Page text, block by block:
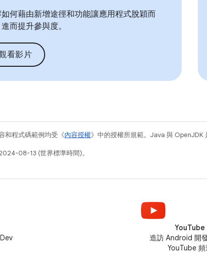
何藉由新增途徑和功能讓應用程式脫穎而
而提升參與度。
看影片
和程式碼範例均受《內容授權》中的授權所規範。Java 與 OpenJDK
08-13 (世界標準時間)。
YouTube
造訪 Android 開
YouTube 頻